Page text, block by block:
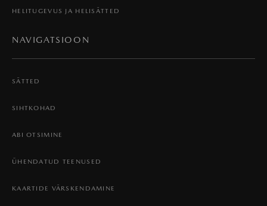
HELITUGEVUS JA HELISÄTTED
NAVIGATSIOON
SÄTTED
SIHTKOHAD
ABI OTSIMINE
ÜHENDATUD TEENUSED
KAARTIDE VÄRSKENDAMINE